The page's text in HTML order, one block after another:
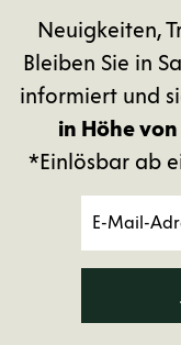
Neuigkeiten,
Bleiben Sie in
informiert und
in Höhe von
*Einlösbar ab